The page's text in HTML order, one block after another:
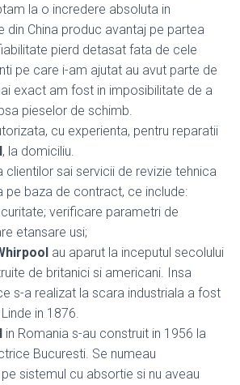
la o incredere absoluta in
din China produc avantaj pe partea
pierd detasat fata de cele
pe care i-am ajutat au avut parte de
exact am fost in imposibilitate de a
pieselor de schimb.
cu experienta, pentru reparatii
, la domiciliu.
clientilor sai servicii de revizie tehnica
pe baza de contract, ce include:
verificare parametri de
etansare usi;
au aparut la inceputul secolului
de britanici si americani. Insa
s-a realizat la scara industriala a fost
in 1876.
in Romania s-au construit in 1956 la
Bucuresti. Se numeau
pe sistemul cu absortie si nu aveau